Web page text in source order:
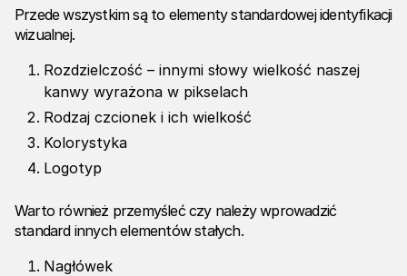
Przede wszystkim są to elementy standardowej identyfikacji
wizualnej.
Rozdzielczość – innymi słowy wielkość naszej
kanwy wyrażona w pikselach
Rodzaj czcionek i ich wielkość
Kolorystyka
Logotyp
Warto również przemyśleć czy należy wprowadzić
standard innych elementów stałych.
Nagłówek